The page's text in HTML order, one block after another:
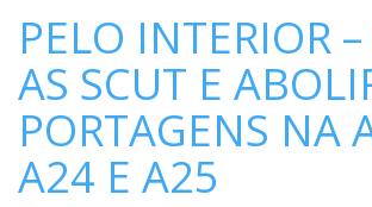
PELO INTERIOR
AS SCUT E
PORTAGENS NA
A24 E A25